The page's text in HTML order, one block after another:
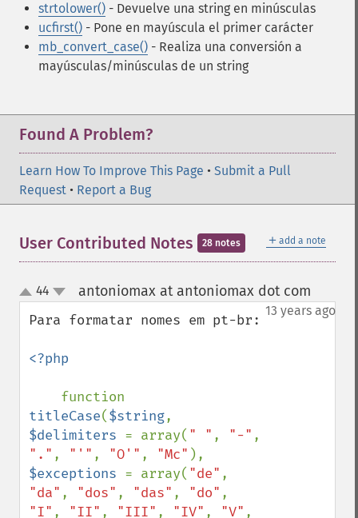
strtolower() - Devuelve una string en minúsculas
ucfirst() - Pone en mayúscula el primer carácter
mb_convert_case() - Realiza una conversión a
mayúsculas/minúsculas de un string
Found A Problem?
Learn How To Improve This Page • Submit a Pull
Request • Report a Bug
＋ add a note
User Contributed Notes 28 notes
up
down
44 antoniomax at antoniomax dot com
13 years ago
Para formatar nomes em pt-br:
<?php
titleCase($string
$delimiters = array( " " , "-"
"." , "'" , "O'" , "Mc"
$exceptions = array( "de"
"da" , "dos" , "das" , "do"
"I" , "II" , "III" , "IV" , "V"